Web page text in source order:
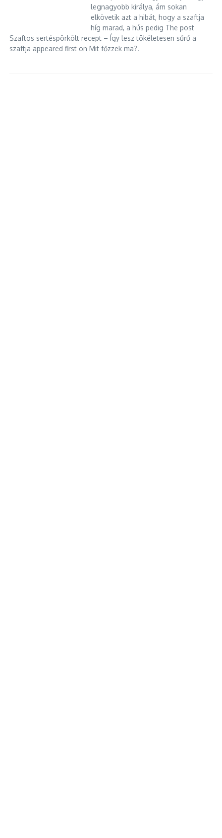
legnagyobb királya, ám sokan
elkövetik azt a hibát, hogy a szaftja
híg marad, a hús pedig The post
Szaftos sertéspörkölt recept – Így lesz tökéletesen sűrű a
szaftja appeared first on Mit főzzek ma?.